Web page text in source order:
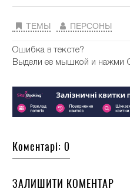
ТЕМЫ ПЕРСОНЫ
Ошибка в тексте?
Выдели ее мышкой и нажми
Коментарі: 0
ЗАЛИШИТИ КОМЕНТАР